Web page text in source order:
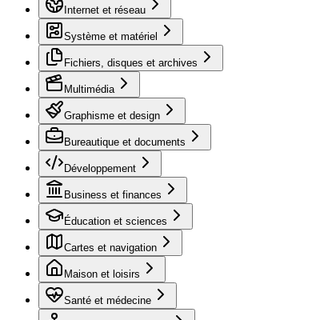
Internet et réseau
Système et matériel
Fichiers, disques et archives
Multimédia
Graphisme et design
Bureautique et documents
Développement
Business et finances
Éducation et sciences
Cartes et navigation
Maison et loisirs
Santé et médecine